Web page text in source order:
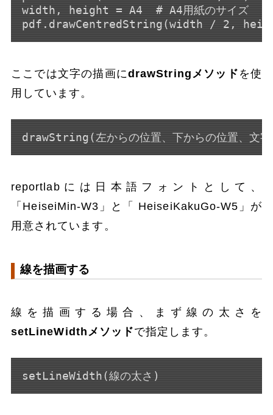
width, height = A4  # A4用紙のサイズ
ここでは文字の描画にdrawStringメソッド を使
用しています。
drawString(左からの位置、下からの位置、文
reportlabには日本語フォントとして、
「HeiseiMin-W3」と「 HeiseiKakuGo-W5」が
用意されています。
線を描画する
線を描画する場合、まず線の太さを
setLineWidthメソッドで指定します。
setLineWidth(線の太さ)